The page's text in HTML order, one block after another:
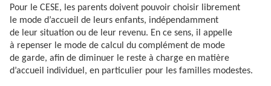
Pour le CESE, les parents doivent pouvoir choisir librement
le mode d’accueil de leurs enfants, indépendamment
de leur situation ou de leur revenu. En ce sens, il appelle
à repenser le mode de calcul du complément de mode
de garde, afin de diminuer le reste à charge en matière
d’accueil individuel, en particulier pour les familles modestes.